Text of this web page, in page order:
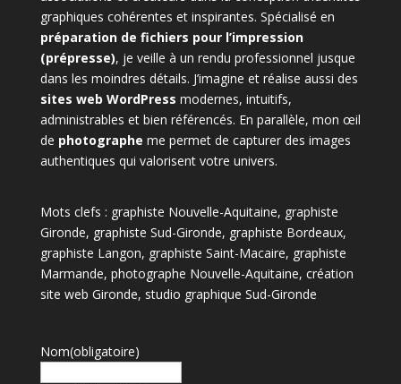
graphiques cohérentes et inspirantes. Spécialisé en
préparation de fichiers pour l’impression
(prépresse), je veille à un rendu professionnel jusque
dans les moindres détails. J’imagine et réalise aussi des
sites web WordPress modernes, intuitifs,
administrables et bien référencés. En parallèle, mon œil
de photographe me permet de capturer des images
authentiques qui valorisent votre univers.
Mots clefs : graphiste Nouvelle-Aquitaine, graphiste
Gironde, graphiste Sud-Gironde, graphiste Bordeaux,
graphiste Langon, graphiste Saint-Macaire, graphiste
Marmande, photographe Nouvelle-Aquitaine, création
site web Gironde, studio graphique Sud-Gironde
Nom(obligatoire)